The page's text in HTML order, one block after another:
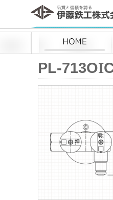
伊藤鉄工株式会社
HOME
PL-713OI